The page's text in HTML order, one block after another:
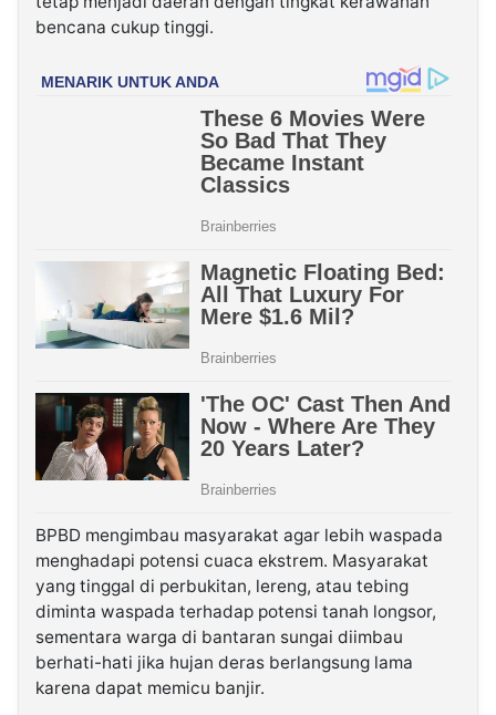
bencana cukup tinggi.
BPBD mengimbau masyarakat agar lebih waspada
menghadapi potensi cuaca ekstrem. Masyarakat
yang tinggal di perbukitan, lereng, atau tebing
diminta waspada terhadap potensi tanah longsor,
sementara warga di bantaran sungai diimbau
berhati-hati jika hujan deras berlangsung lama
karena dapat memicu banjir.